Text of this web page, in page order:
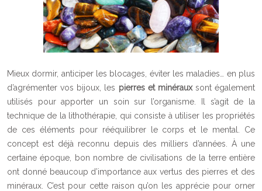
Mieux dormir, anticiper les blocages, éviter les maladies… en plus
d’agrémenter vos bijoux, les pierres et minérauxsont également
utilisés pour apporter un soin sur l’organisme. Il s’agit de la
technique de la lithothérapie, qui consiste à utiliser les propriétés
de ces éléments pour rééquilibrer le corps et le mental. Ce
concept est déjà reconnu depuis des milliers d’années. À une
certaine époque, bon nombre de civilisations de la terre entière
ont donné beaucoup d’importance aux vertus des pierres et des
minéraux. C’est pour cette raison qu’on les apprécie pour orner